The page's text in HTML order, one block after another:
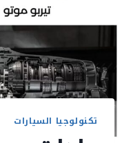
تكنولوجيا السيارات